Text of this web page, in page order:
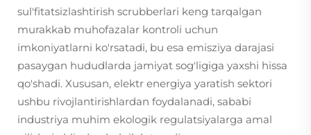
sul'fitatsizlashtirish scrubberlari keng tarqalgan
murakkab muhofazalar kontroli uchun
imkoniyatlarni ko'rsatadi, bu esa emisziya darajasi
pasaygan hududlarda jamiyat sog'ligiga yaxshi hissa
qo'shadi. Xususan, elektr energiya yaratish sektori
ushbu rivojlantirishlardan foydalanadi, sababi
industriya muhim ekologik regulatsiyalarga amal